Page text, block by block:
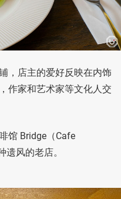
，店主的爱好反映在内饰
作家和艺术家等文化人交
馆 Bridge（Cafe
风的老店。